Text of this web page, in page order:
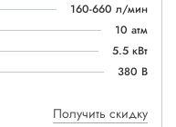
160-660 л/мин
10 атм
5.5 кВт
380 В
Получить скидку